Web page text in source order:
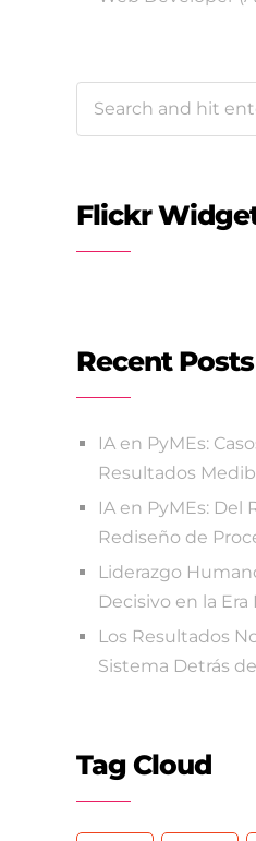
Flickr
Recent Posts
IA en PyMEs:
Resultados
IA en PyMEs: Del
Rediseño de
Liderazgo
Decisivo en la Era
Los Resultados
Sistema Detrás
Tag Cloud